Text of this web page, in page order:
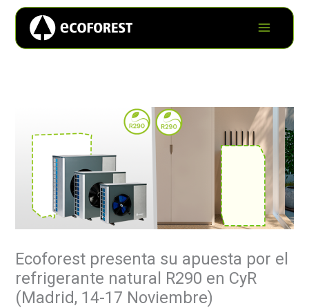
Ecoforest presenta su apuesta por el
refrigerante natural R290 en CyR
(Madrid, 14-17 Noviembre)